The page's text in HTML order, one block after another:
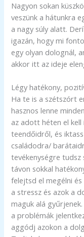
Nagyon sokan
veszünk a hátunkra
a nagy súly alatt.
igazán, hogy mi
egy olyan dolognál,
akkor itt az ideje
Légy hatékony,
Ha te is a szétszórt
hasznos lenne
az adott héten el kell
teendőidről, és
családodra/
tevékenységre tudsz
távon sokkal
felejtsd el megélni
a stressz és azok a
maguk alá
a problémák
aggódj azokon a